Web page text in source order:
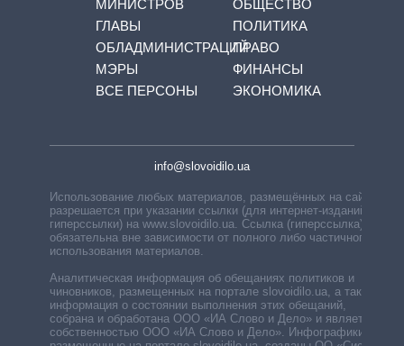
МИНИСТРОВ
ГЛАВЫ
ОБЛАДМИНИСТРАЦИЙ
МЭРЫ
ВСЕ ПЕРСОНЫ
ОБЩЕСТВО
ПОЛИТИКА
ПРАВО
ФИНАНСЫ
ЭКОНОМИКА
info@slovoidilo.ua
Использование любых материалов, размещённых на сайте,
разрешается при указании ссылки (для интернет-изданий —
гиперссылки) на www.slovoidilo.ua. Ссылка (гиперссылка)
обязательна вне зависимости от полного либо частичного
использования материалов.
Аналитическая информация об обещаниях политиков и
чиновников, размещенных на портале slovoidilo.ua, а также
информация о состоянии выполнения этих обещаний,
собрана и обработана ООО «ИА Слово и Дело» и является
собственностью ООО «ИА Слово и Дело». Инфографики,